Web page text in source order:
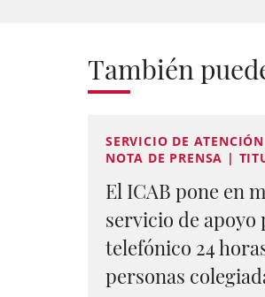
También
SERVICIO DE
NOTA DE PRENSA |
El ICAB pone en
servicio de apoyo
telefónico 24
personas